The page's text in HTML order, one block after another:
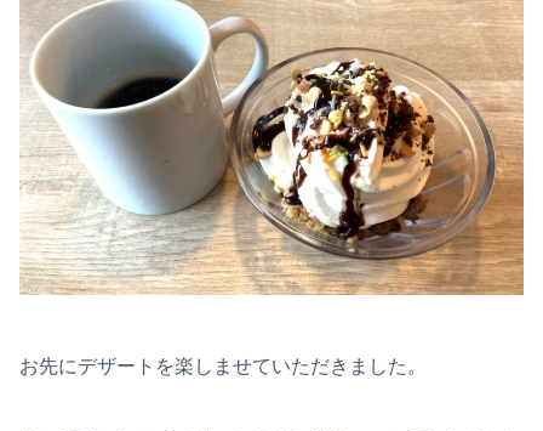
お先にデザートを楽しませていただきました。